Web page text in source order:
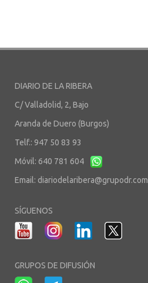
DIARIO DE LA RIBERA
C/ Valladolid, 2, Bajo
Aranda de Duero (Burgos)
Telf.: 947 50 83 93
Móvil: 640 781 604
Email: diariodelaribera@grupodr.com
SÍGUENOS
GRUPOS DE DIFUSIÓN